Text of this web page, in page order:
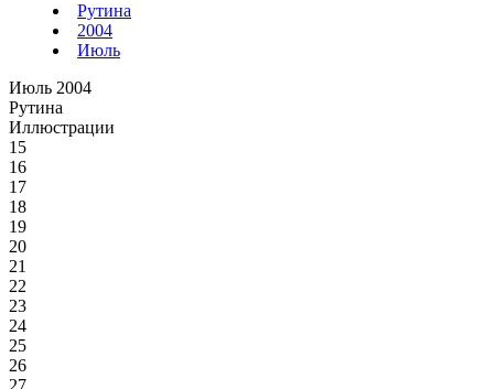
Рутина
2004
Июль
Июль 2004
Рутина
Иллюстрации
15
16
17
18
19
20
21
22
23
24
25
26
27